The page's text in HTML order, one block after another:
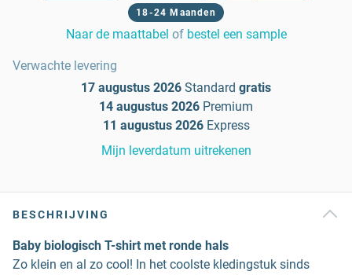
18-24 Maanden
Naar de maattabel of bestel een sample
Verwachte levering
17 augustus 2026 Standard gratis
14 augustus 2026 Premium
11 augustus 2026 Express
Mijn leverdatum uitrekenen
BESCHRIJVING
Baby biologisch T-shirt met ronde hals
Zo klein en al zo cool! In het coolste kledingstuk sinds